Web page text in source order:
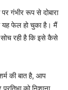
गंभीर रूप से दोबारा
यह फेल हो चुका है। मैं
सोच रही है कि इसे कैसे
की बात है, आप